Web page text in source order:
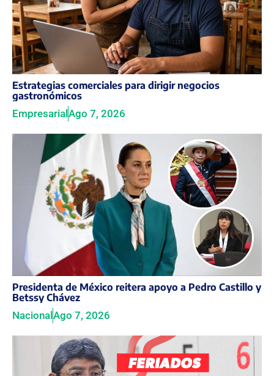
Estrategias comerciales para dirigir negocios
gastronómicos
EmpresarialAgo 7, 2026
Presidenta de México reitera apoyo a Pedro Castillo y
Betssy Chávez
NacionalAgo 7, 2026